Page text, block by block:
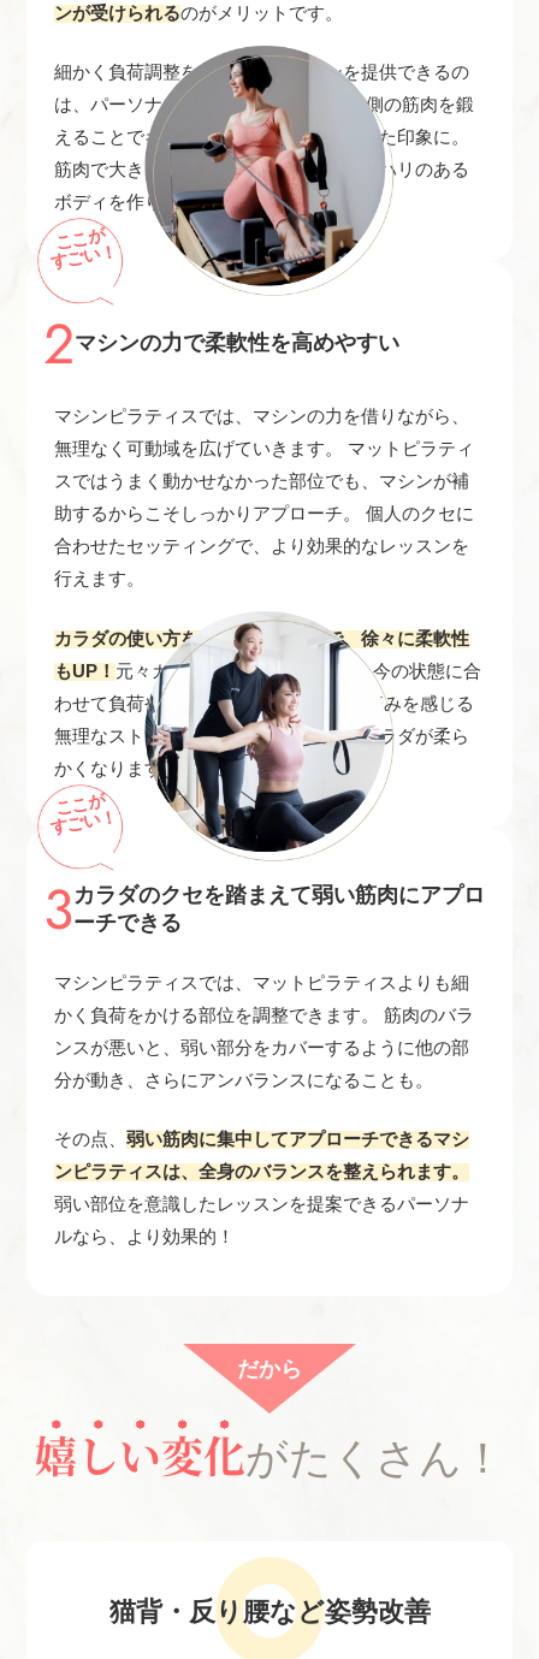
ンが受けられるのがメリットです。
細かく負荷調整をしながらレッスンを提供できるの
は、パーソナルならでは。 カラダの内側の筋肉を鍛
えることでギュッと引き締まり、凛とした印象に。
筋肉で大きく見た目を肥大させず、メリハリのある
ボディを作りたい方にはぴったりです。
ここが
すごい！
2マシンの力で柔軟性を高めやすい
マシンピラティスでは、マシンの力を借りながら、
無理なく可動域を広げていきます。 マットピラティ
スではうまく動かせなかった部位でも、マシンが補
助するからこそしっかりアプローチ。 個人のクセに
合わせたセッティングで、より効果的なレッスンを
行えます。
カラダの使い方を覚えていくことで、徐々に柔軟性
もUP！ 元々カラダが硬かった方でも、 今の状態に合
わせて負荷や動きを調整できるので、 痛みを感じる
無理なストレッチをしなくても徐々にカラダが柔ら
かくなります。
ここが
すごい！
3 カラダのクセを踏まえて弱い筋肉にアプロ
ーチできる
マシンピラティスでは、マットピラティスよりも細
かく負荷をかける部位を調整できます。 筋肉のバラ
ンスが悪いと、弱い部分をカバーするように他の部
分が動き、さらにアンバランスになることも。
その点、 弱い筋肉に集中してアプローチできるマシ
ンピラティスは、全身のバランスを整えられます。
弱い部位を意識したレッスンを提案できるパーソナ
ルなら、より効果的！
だから
嬉しい変化がたくさん！
猫背・反り腰など姿勢改善